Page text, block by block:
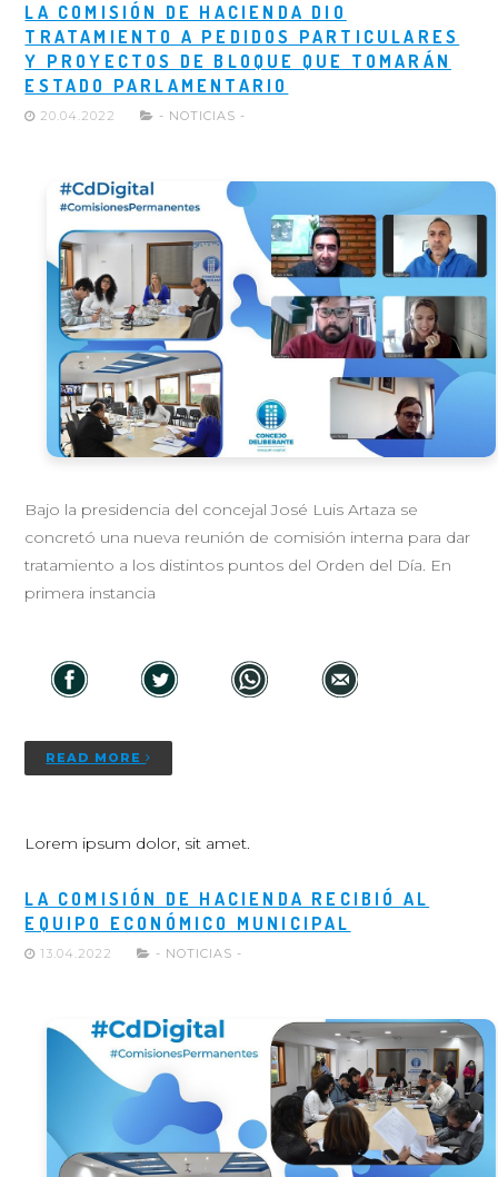
LA COMISIÓN DE HACIENDA DIO
TRATAMIENTO A PEDIDOS PARTICULARES
Y PROYECTOS DE BLOQUE QUE TOMARÁN
ESTADO PARLAMENTARIO
20.04.2022 - NOTICIAS -
Bajo la presidencia del concejal José Luis Artaza se
concretó una nueva reunión de comisión interna para dar
tratamiento a los distintos puntos del Orden del Día. En
primera instancia
READ MORE
Lorem ipsum dolor, sit amet.
LA COMISIÓN DE HACIENDA RECIBIÓ AL
EQUIPO ECONÓMICO MUNICIPAL
13.04.2022 - NOTICIAS -